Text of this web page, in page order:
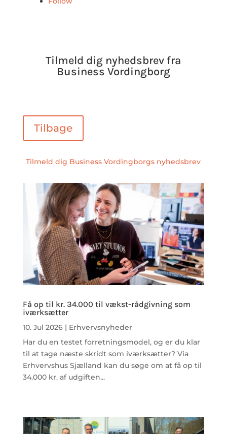
Tilmeld dig nyhedsbrev fra
Business Vordingborg
Tilbage
Tilmeld dig Business Vordingborgs nyhedsbrev
Få op til kr. 34.000 til vækst-rådgivning som
iværksætter
10. Jul 2026| Erhvervsnyheder
Har du en testet forretningsmodel, og er du klar
til at tage næste skridt som iværksætter? Via
Erhvervshus Sjælland kan du søge om at få op til
34.000 kr. af udgiften...